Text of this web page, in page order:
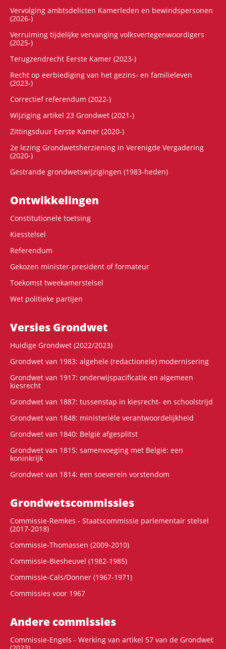
Vervolging ambtsdelicten Kamerleden en bewindspersonen
(2026-)
Verruiming tijdelijke vervanging volksvertegenwoordigers
(2025-)
Terugzendrecht Eerste Kamer (2023-)
Recht op eerbiediging van het gezins- en familieleven
(2023-)
Correctief referendum (2022-)
Wijziging artikel 23 Grondwet (2021-)
Zittingsduur Eerste Kamer (2020-)
2e lezing Grondwetsherziening in Verenigde Vergadering
(2020-)
Gestrande grondwetswijzigingen (1983-heden)
Ontwikke­lingen
Constitutionele toetsing
Kiesstelsel
Referendum
Gekozen minister-president of formateur
Toekomst tweekamerstelsel
Wet politieke partijen
Versies Grondwet
Huidige Grondwet (2022/2023)
Grondwet van 1983: algehele (redactionele) modernisering
Grondwet van 1917: onderwijspacificatie en algemeen
kiesrecht
Grondwet van 1887: tussenstap in kiesrecht- en schoolstrijd
Grondwet van 1848: ministeriële verantwoordelijkheid
Grondwet van 1840: België afgesplitst
Grondwet van 1815: samenvoeging met België: een
koninkrijk
Grondwet van 1814: een soeverein vorstendom
Grondwets­commissies
Commissie-Remkes - Staatscommissie parlementair stelsel
(2017-2018)
Commissie-Thomassen (2009-2010)
Commissie-Biesheuvel (1982-1985)
Commissie-Cals/Donner (1967-1971)
Commissies voor 1967
Andere commissies
Commissie-Engels - Werking van artikel 57 van de Grondwet